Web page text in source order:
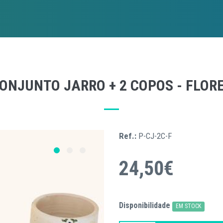
JARRO + 2 COPOS -
Ref.: P-CJ-2C-F
24,50€
Disponibilidade EM STOCK